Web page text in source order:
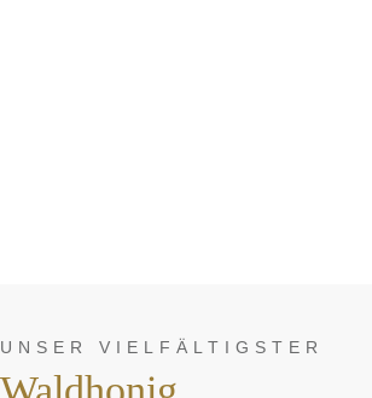
UNSER VIELFÄLTIGSTER